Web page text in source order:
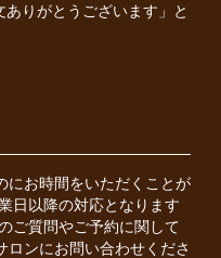
りがとうございます」と
にお時間をいただくことが
日以降の対応となります
ご質問やご予約に関して
ンにお問い合わせくださ